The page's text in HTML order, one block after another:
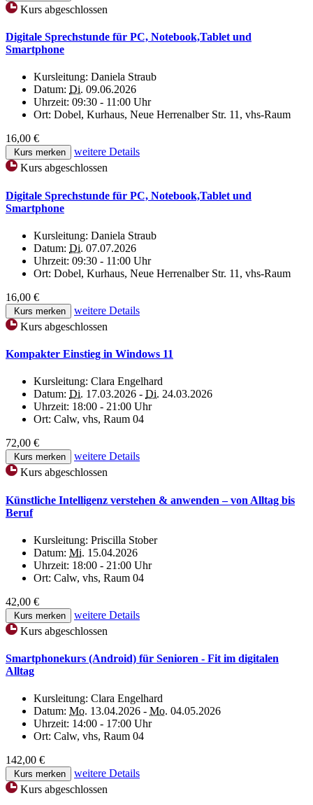
Kurs abgeschlossen
Digitale Sprechstunde für PC, Notebook,Tablet und
Smartphone
Kursleitung: Daniela Straub
Datum: Di. 09.06.2026
Uhrzeit: 09:30 - 11:00 Uhr
Ort: Dobel, Kurhaus, Neue Herrenalber Str. 11, vhs-Raum
16,00 €
Kurs merken
weitere Details
Kurs abgeschlossen
Digitale Sprechstunde für PC, Notebook,Tablet und
Smartphone
Kursleitung: Daniela Straub
Datum: Di. 07.07.2026
Uhrzeit: 09:30 - 11:00 Uhr
Ort: Dobel, Kurhaus, Neue Herrenalber Str. 11, vhs-Raum
16,00 €
Kurs merken
weitere Details
Kurs abgeschlossen
Kompakter Einstieg in Windows 11
Kursleitung: Clara Engelhard
Datum: Di. 17.03.2026 - Di. 24.03.2026
Uhrzeit: 18:00 - 21:00 Uhr
Ort: Calw, vhs, Raum 04
72,00 €
Kurs merken
weitere Details
Kurs abgeschlossen
Künstliche Intelligenz verstehen & anwenden – von Alltag bis
Beruf
Kursleitung: Priscilla Stober
Datum: Mi. 15.04.2026
Uhrzeit: 18:00 - 21:00 Uhr
Ort: Calw, vhs, Raum 04
42,00 €
Kurs merken
weitere Details
Kurs abgeschlossen
Smartphonekurs (Android) für Senioren - Fit im digitalen
Alltag
Kursleitung: Clara Engelhard
Datum: Mo. 13.04.2026 - Mo. 04.05.2026
Uhrzeit: 14:00 - 17:00 Uhr
Ort: Calw, vhs, Raum 04
142,00 €
Kurs merken
weitere Details
Kurs abgeschlossen